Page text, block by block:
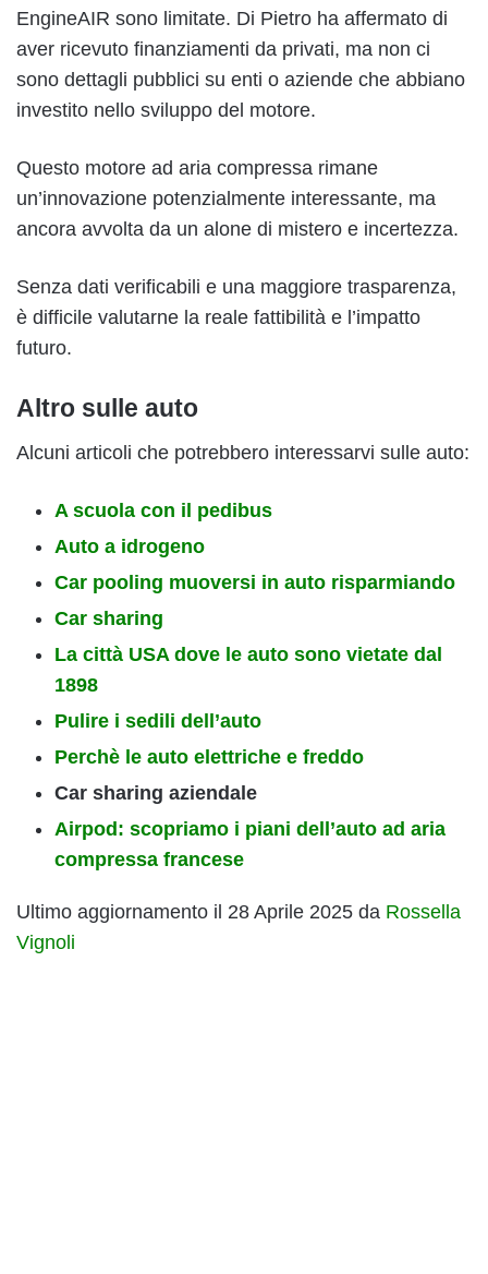
EngineAIR sono limitate. Di Pietro ha affermato di
aver ricevuto finanziamenti da privati, ma non ci
sono dettagli pubblici su enti o aziende che abbiano
investito nello sviluppo del motore.
Questo motore ad aria compressa rimane
un’innovazione potenzialmente interessante, ma
ancora avvolta da un alone di mistero e incertezza.
Senza dati verificabili e una maggiore trasparenza,
è difficile valutarne la reale fattibilità e l’impatto
futuro.
Altro sulle auto
Alcuni articoli che potrebbero interessarvi sulle auto:
A scuola con il pedibus
Auto a idrogeno
Car pooling muoversi in auto risparmiando
Car sharing
La città USA dove le auto sono vietate dal
1898
Pulire i sedili dell’auto
Perchè le auto elettriche e freddo
Car sharing aziendale
Airpod: scopriamo i piani dell’auto ad aria
compressa francese
Ultimo aggiornamento il 28 Aprile 2025 da Rossella
Vignoli